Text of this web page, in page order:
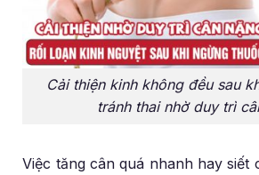
Cải thiện kinh không đều sau
tránh thai nhờ duy trì
Việc tăng cân quá nhanh hay siết